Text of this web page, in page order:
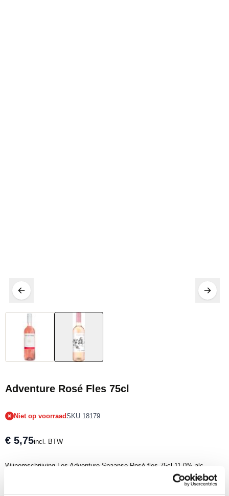
Adventure Rosé Fles 75cl
Niet op voorraadSKU 18179
€ 5,75incl. BTW
Wijnomschrijving Los Adventure Spaanse Rosé fles 75cl 11,0% alc